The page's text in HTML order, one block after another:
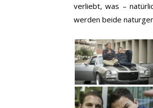
verliebt, was –
werden beide